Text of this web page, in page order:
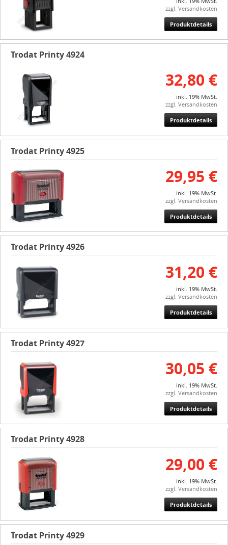
zzgl. Versandkosten
Produktdetails
Trodat Printy 4924
32,80 €
inkl. 19% MwSt.
zzgl. Versandkosten
Produktdetails
Trodat Printy 4925
29,95 €
inkl. 19% MwSt.
zzgl. Versandkosten
Produktdetails
Trodat Printy 4926
31,20 €
inkl. 19% MwSt.
zzgl. Versandkosten
Produktdetails
Trodat Printy 4927
30,05 €
inkl. 19% MwSt.
zzgl. Versandkosten
Produktdetails
Trodat Printy 4928
29,00 €
inkl. 19% MwSt.
zzgl. Versandkosten
Produktdetails
Trodat Printy 4929